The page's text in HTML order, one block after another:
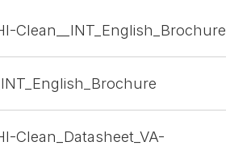
Clean__INT_English_Brochure
Clean_Datasheet_VA-